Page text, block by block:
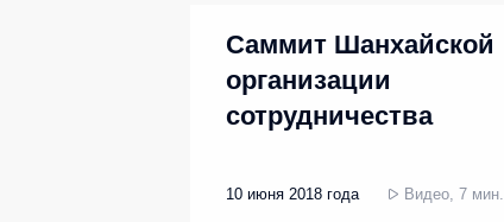
Саммит Шанхайской
организации
сотрудничества
10 июня 2018 года Видео, 7 мин.